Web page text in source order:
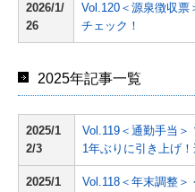
2026/1/
26
Vol.120＜源泉徴収票
チェック！
2025年記事一覧
2025/1
2/3
Vol.119＜通勤手当
1年ぶりに引き上げ
2025/1
Vol.118＜年末調整